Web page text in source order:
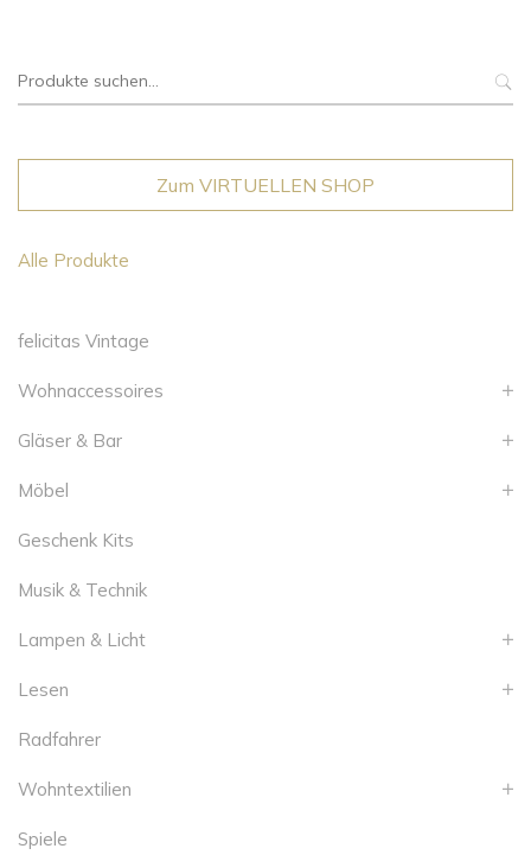
Suche
Zum VIRTUELLEN SHOP
Alle Produkte
felicitas Vintage
Wohnaccessoires
Gläser & Bar
Möbel
Geschenk Kits
Musik & Technik
Lampen & Licht
Lesen
Radfahrer
Wohntextilien
Spiele